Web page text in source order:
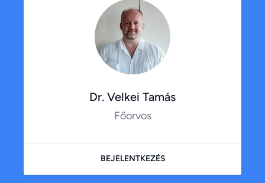
Dr. Velkei Tamás
Főorvos
BEJELENTKEZÉS